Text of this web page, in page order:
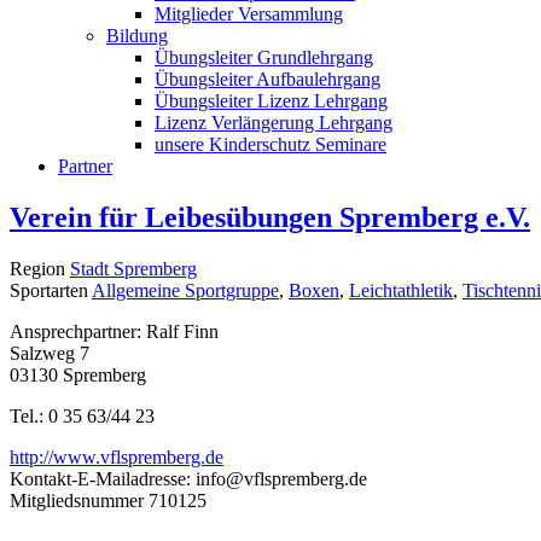
Mitglieder Versammlung
Bildung
Übungsleiter Grundlehrgang
Übungsleiter Aufbaulehrgang
Übungsleiter Lizenz Lehrgang
Lizenz Verlängerung Lehrgang
unsere Kinderschutz Seminare
Partner
Verein für Leibesübungen Spremberg e.V.
Region Stadt Spremberg
Sportarten Allgemeine Sportgruppe, Boxen, Leichtathletik,
Ansprechpartner: Ralf Finn
Salzweg 7
03130 Spremberg
Tel.: 0 35 63/44 23
http://www.vflspremberg.de
Kontakt-E-Mailadresse: info@vflspremberg.de
Mitgliedsnummer710125